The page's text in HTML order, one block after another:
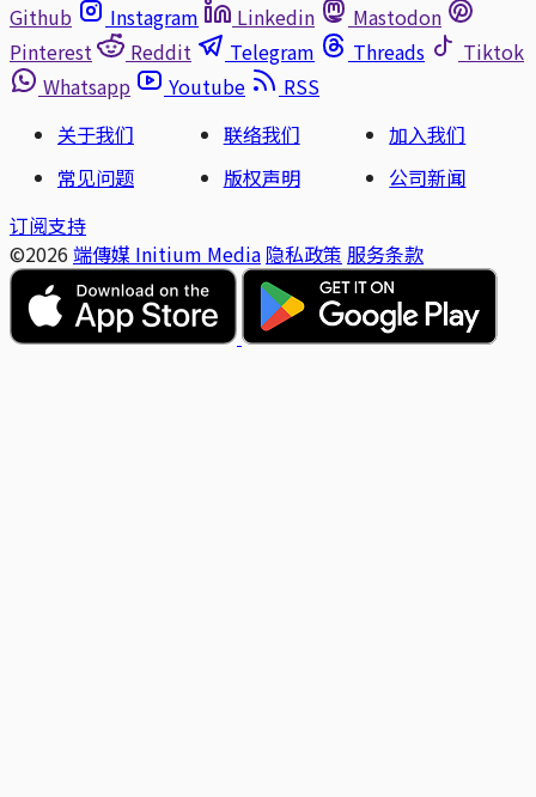
Github
Instagram Linkedin
Mastodon
Pinterest
Reddit Telegram Threads
Tiktok
Whatsapp
Youtube
RSS
关于我们
联络我们
加入我们
常见问题
版权声明
公司新闻
订阅支持
©2026 端傳媒 Initium Media 隐私政策 服务条款